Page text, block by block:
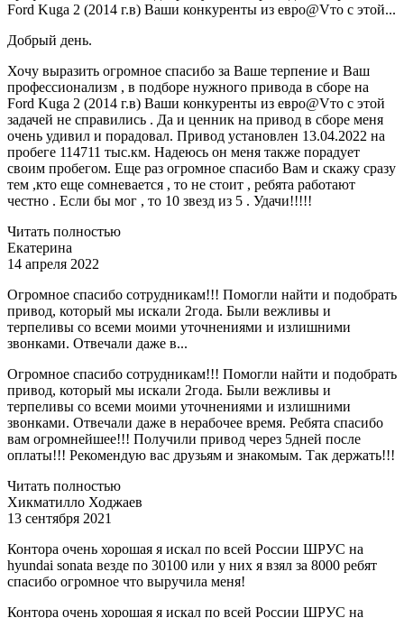
Ford Kuga 2 (2014 г.в) Ваши конкуренты из евро@Vто с этой...
Добрый день.
Хочу выразить огромное спасибо за Ваше терпение и Ваш
профессионализм , в подборе нужного привода в сборе на
Ford Kuga 2 (2014 г.в) Ваши конкуренты из евро@Vто с этой
задачей не справились . Да и ценник на привод в сборе меня
очень удивил и порадовал. Привод установлен 13.04.2022 на
пробеге 114711 тыс.км. Надеюсь он меня также порадует
своим пробегом. Еще раз огромное спасибо Вам и скажу сразу
тем ,кто еще сомневается , то не стоит , ребята работают
честно . Если бы мог , то 10 звезд из 5 . Удачи!!!!!
Читать полностью
Екатерина
14 апреля 2022
Огромное спасибо сотрудникам!!! Помогли найти и подобрать
привод, который мы искали 2года. Были вежливы и
терпеливы со всеми моими уточнениями и излишними
звонками. Отвечали даже в...
Огромное спасибо сотрудникам!!! Помогли найти и подобрать
привод, который мы искали 2года. Были вежливы и
терпеливы со всеми моими уточнениями и излишними
звонками. Отвечали даже в нерабочее время. Ребята спасибо
вам огромнейшее!!! Получили привод через 5дней после
оплаты!!! Рекомендую вас друзьям и знакомым. Так держать!!!
Читать полностью
Хикматилло Ходжаев
13 сентября 2021
Контора очень хорошая я искал по всей России ШРУС на
hyundai sonata везде по 30100 или у них я взял за 8000 ребят
спасибо огромное что выручила меня!
Контора очень хорошая я искал по всей России ШРУС на